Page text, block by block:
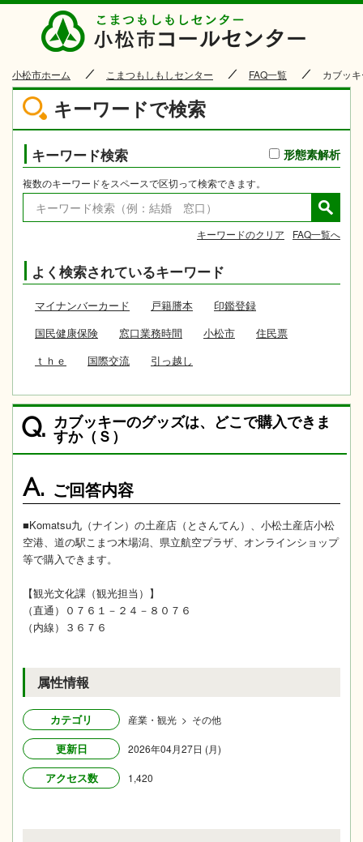
小松市ホーム こまつもしもしセンター FAQ一覧 カブッ
キーワードで検索
キーワード検索 形態素解析
複数のキーワードをスペースで区切って検索できます。
キーワードのクリア FAQ一覧へ
よく検索されているキーワード
マイナンバーカード 戸籍謄本
印鑑登録
国民健康保険
窓口業務時間 小松市
住民票
ｔｈｅ
国際交流 引っ越し
Q. カブッキーのグッズは、どこで購入できま
すか（Ｓ）
A. ご回答内容
■Komatsu九（ナイン）の土産店（とさんてん）、小松土産店小松
空港、道の駅こまつ木場潟、県立航空プラザ、オンラインショップ
等で購入できます。
【観光文化課（観光担当）】
（直通）０７６１－２４－８０７６
（内線）３６７６
属性情報
カテゴリ 産業・観光 > その他
更新日 2026年04月27日 (月)
アクセス数 1,420